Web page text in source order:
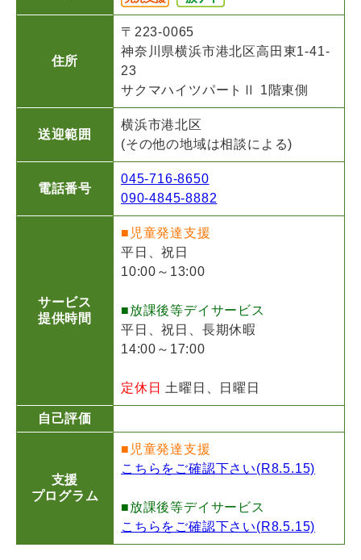
住所
〒223-0065
神奈川県横浜市港北区高田東1-41-
23
サクマハイツパートⅡ 1階東側
送迎範囲
横浜市港北区
(その他の地域は相談による)
電話番号
045-716-8650
090-4845-8882
サービス
提供時間
■児童発達支援
平日、祝日
10:00～13:00
■放課後等デイサービス
平日、祝日、長期休暇
14:00～17:00
定休日 土曜日、日曜日
自己評価
支援
プログラム
■児童発達支援
こちらをご確認下さい(R8.5.15)
■放課後等デイサービス
こちらをご確認下さい(R8.5.15)